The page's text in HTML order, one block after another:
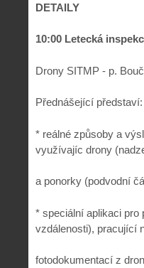
DETAILY
10:00 Letecká
Drony SITMP - p.
Přednášející představí:
* reálné způsoby a
využívajíc drony
a ponorky (podvodní
* speciální aplikaci pro
vzdálenosti), pracující
fotodokumentací z